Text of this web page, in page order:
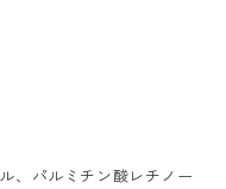
、パルミチン酸レチノー